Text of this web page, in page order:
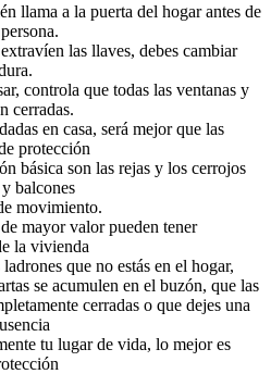
llama a la puerta del hogar antes de
las llaves, debes cambiar
controla que todas las ventanas y
cerradas.
en casa, será mejor que las
protección
básica son las rejas y los cerrojos
balcones
movimiento.
mayor valor pueden tener
la vivienda
que no estás en el hogar,
se acumulen en el buzón, que las
cerradas o que dejes una
tu lugar de vida, lo mejor es